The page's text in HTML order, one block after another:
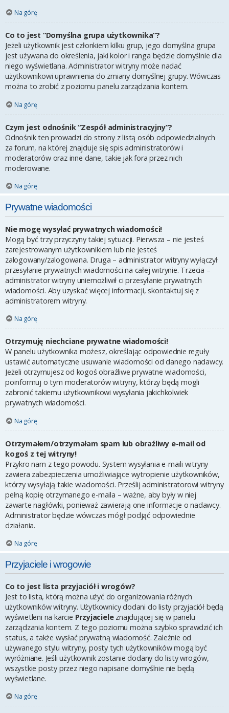
Na górę
Co to jest “Domyślna grupa użytkownika”?
Jeżeli użytkownik jest członkiem kilku grup, jego domyślna grupa
jest używana do określenia, jaki kolor i ranga będzie domyślnie dla
niego wyświetlana. Administrator witryny może nadać
użytkownikowi uprawnienia do zmiany domyślnej grupy. Wówczas
można to zrobić z poziomu panelu zarządzania kontem.
Na górę
Czym jest odnośnik “Zespół administracyjny”?
Odnośnik ten prowadzi do strony z listą osób odpowiedzialnych
za forum, na której znajduje się spis administratorów i
moderatorów oraz inne dane, takie jak fora przez nich
moderowane.
Na górę
Prywatne wiadomości
Nie mogę wysyłać prywatnych wiadomości!
Mogą być trzy przyczyny takiej sytuacji. Pierwsza – nie jesteś
zarejestrowanym użytkownikiem lub nie jesteś
zalogowany/zalogowana. Druga – administrator witryny wyłączył
przesyłanie prywatnych wiadomości na całej witrynie. Trzecia –
administrator witryny uniemożliwił ci przesyłanie prywatnych
wiadomości. Aby uzyskać więcej informacji, skontaktuj się z
administratorem witryny.
Na górę
Otrzymuję niechciane prywatne wiadomości!
W panelu użytkownika możesz, określając odpowiednie reguły
ustawić automatyczne usuwanie wiadomości od danego nadawcy.
Jeżeli otrzymujesz od kogoś obraźliwe prywatne wiadomości,
poinformuj o tym moderatorów witryny, którzy będą mogli
zabronić takiemu użytkownikowi wysyłania jakichkolwiek
prywatnych wiadomości.
Na górę
Otrzymałem/otrzymałam spam lub obraźliwy e-mail od
kogoś z tej witryny!
Przykro nam z tego powodu. System wysyłania e-maili witryny
zawiera zabezpieczenia umożliwiające wytropienie użytkowników,
którzy wysyłają takie wiadomości. Prześlij administratorowi witryny
pełną kopię otrzymanego e-maila – ważne, aby były w niej
zawarte nagłówki, ponieważ zawierają one informacje o nadawcy.
Administrator będzie wówczas mógł podjąć odpowiednie
działania.
Na górę
Przyjaciele i wrogowie
Co to jest lista przyjaciół i wrogów?
Jest to lista, którą można użyć do organizowania różnych
użytkowników witryny. Użytkownicy dodani do listy przyjaciół będą
wyświetleni na karcie Przyjacieleznajdującej się w panelu
zarządzania kontem. Z tego poziomu można szybko sprawdzić ich
status, a także wysłać prywatną wiadomość. Zależnie od
używanego stylu witryny, posty tych użytkowników mogą być
wyróżniane. Jeśli użytkownik zostanie dodany do listy wrogów,
wszystkie posty przez niego napisane domyślnie nie będą
wyświetlane.
Na górę